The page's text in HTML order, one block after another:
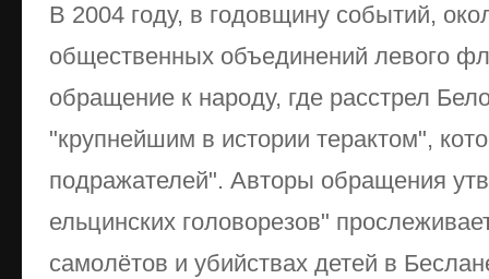
В 2004 году, в годовщину событий,
общественных объединений левого
обращение к народу, где расстрел
"крупнейшим в истории терактом",
подражателей". Авторы обращения
ельцинских головорезов"
самолётов и убийствах детей в